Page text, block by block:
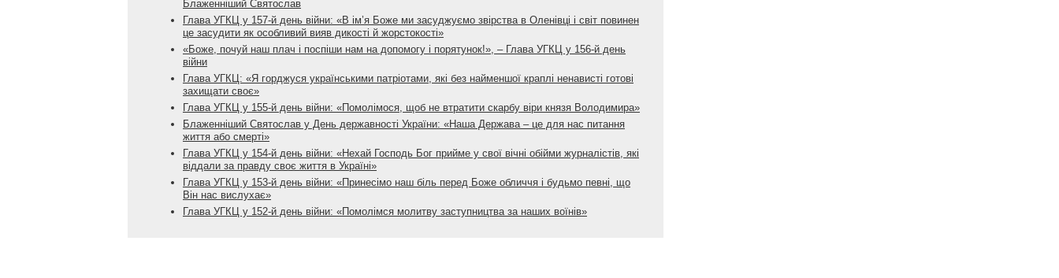
Блаженніший Святослав
Глава УГКЦ у 157-й день війни: «В ім’я Боже ми засуджуємо звірства в Оленівці і світ повинен
це засудити як особливий вияв дикості й жорстокості»
«Боже, почуй наш плач і поспіши нам на допомогу і порятунок!», – Глава УГКЦ у 156-й день
війни
Глава УГКЦ: «Я горджуся українськими патріотами, які без найменшої краплі ненависті готові
захищати своє»
Глава УГКЦ у 155-й день війни: «Помолімося, щоб не втратити скарбу віри князя Володимира»
Блаженніший Святослав у День державності України: «Наша Держава – це для нас питання
життя або смерті»
Глава УГКЦ у 154-й день війни: «Нехай Господь Бог прийме у свої вічні обійми журналістів, які
віддали за правду своє життя в Україні»
Глава УГКЦ у 153-й день війни: «Принесімо наш біль перед Боже обличчя і будьмо певні, що
Він нас вислухає»
Глава УГКЦ у 152-й день війни: «Помолімся молитву заступництва за наших воїнів»